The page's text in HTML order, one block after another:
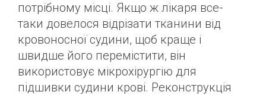
потрібному місці. Якщо ж лікаря все-
таки довелося відрізати тканини від
кровоносної судини, щоб краще і
швидше його перемістити, він
використовує мікрохірургію для
підшивки судини крові. Реконструкція